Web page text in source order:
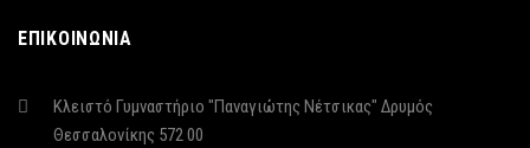
ΕΠΙΚΟΙΝΩΝΙΑ
Κλειστό Γυμναστήριο "Παναγιώτης Νέτσικας" Δρυμός
Θεσσαλονίκης 572 00